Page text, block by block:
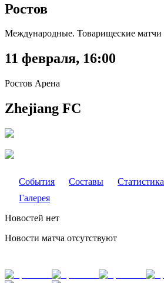
Ростов
Международные. Товарищеские матчи
11 февраля, 16:00
Ростов Арена
Zhejiang FC
События Составы Статистика
Галерея
Новостей нет
Новости матча отсутствуют